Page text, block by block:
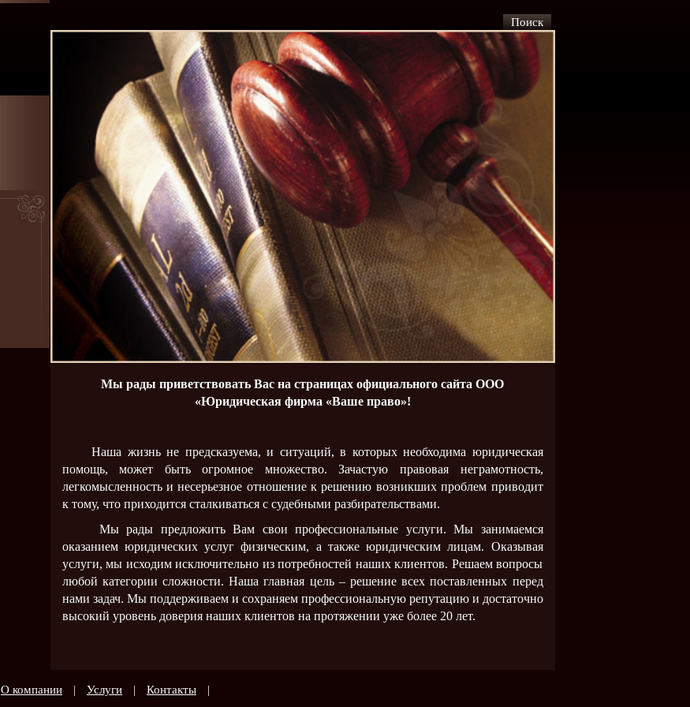
Поиск
Мы рады приветствовать Вас на страницах официального сайта ООО
«Юридическая фирма «Ваше право»!
Наша жизнь не предсказуема, и ситуаций, в которых необходима юридическая
помощь, может быть огромное множество. Зачастую правовая неграмотность,
легкомысленность и несерьезное отношение к решению возникших проблем приводит
к тому, что приходится сталкиваться с судебными разбирательствами.
Мы рады предложить Вам свои профессиональные услуги. Мы занимаемся
оказанием юридических услуг физическим, а также юридическим лицам. Оказывая
услуги, мы исходим исключительно из потребностей наших клиентов. Решаем вопросы
любой категории сложности. Наша главная цель – решение всех поставленных перед
нами задач. Мы поддерживаем и сохраняем профессиональную репутацию и достаточно
высокий уровень доверия наших клиентов на протяжении уже более 20 лет.
О компании | Услуги | Контакты |